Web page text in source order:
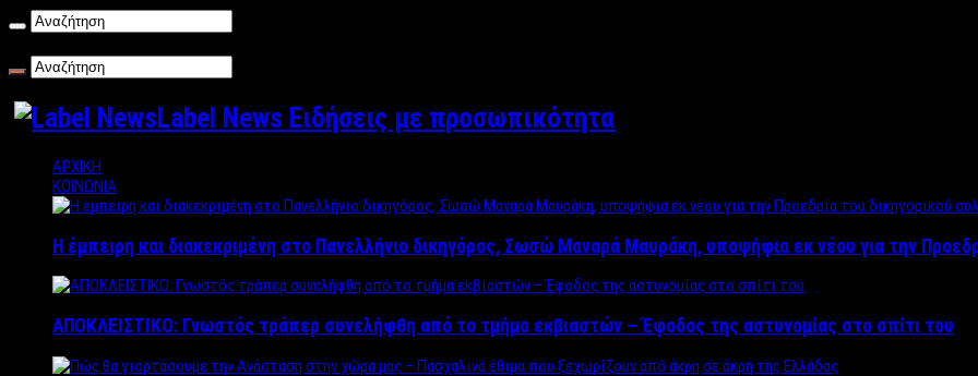
Label News Ειδήσεις με προσωπικότητα
ΑΡΧΙΚΗ
ΚΟΙΝΩΝΙΑ
Η έμπειρη και διακεκριμένη στο Πανελλήνιο δικηγόρος, Σωσώ Μαναρά Μαυράκη, υποψήφια εκ νέου για την
ΑΠΟΚΛΕΙΣΤΙΚΟ: Γνωστός τράπερ συνελήφθη από το τμήμα εκβιαστών – Έφοδος της αστυνομίας στο σπίτι του